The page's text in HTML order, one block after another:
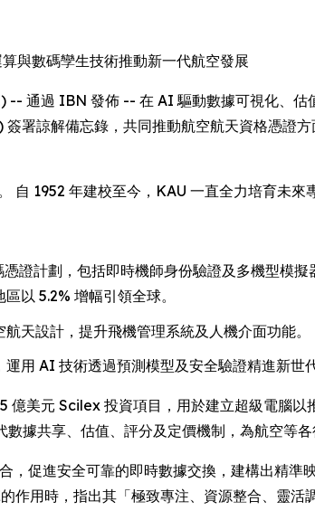
與數碼孿生技術推動新一代航空發展
-- 通過 IBN 發佈 -- 在 AI 驅動數據可視化、
諒解備忘錄，共同推動航空航天資格憑證
1952 年建校至今，KAU 一直全力培育未來
計劃，包括即時機師身份驗證及多機型模擬
以 5.2% 增幅引領全球。
天設計，提升飛機管理系統及人機介面功能。
用 AI 技術透過預測模型及安全驗證精進新世
美元 Scilex 投資項目，用於建立超級電腦
據共享、估值、評分及定價機制，為航空等各
促進安全可靠的即時數據交換，建構出精準
作用時，指出其「極致專注、資源整合、靈